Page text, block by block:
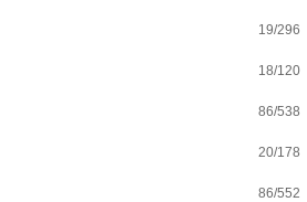
19/296
18/120
86/538
20/178
86/552